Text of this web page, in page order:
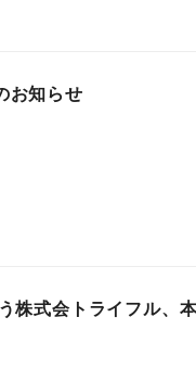
お知らせ
株式会トライフル、